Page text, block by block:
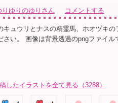
りゆりのゆりさん コメントする
キュウリとナスの精霊馬、ホオヅキ
さい。 画像は背景透過のpngファイル
したイラストを全て見る（3288）